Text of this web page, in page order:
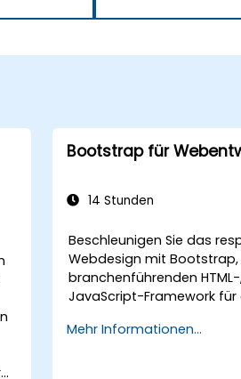
Bootstrap für
14 Stunden
Beschleunigen Sie das
Webdesign mit
branchenführenden
JavaScript-Framework
Dateien, die Kompilierung
Mehr Informationen...